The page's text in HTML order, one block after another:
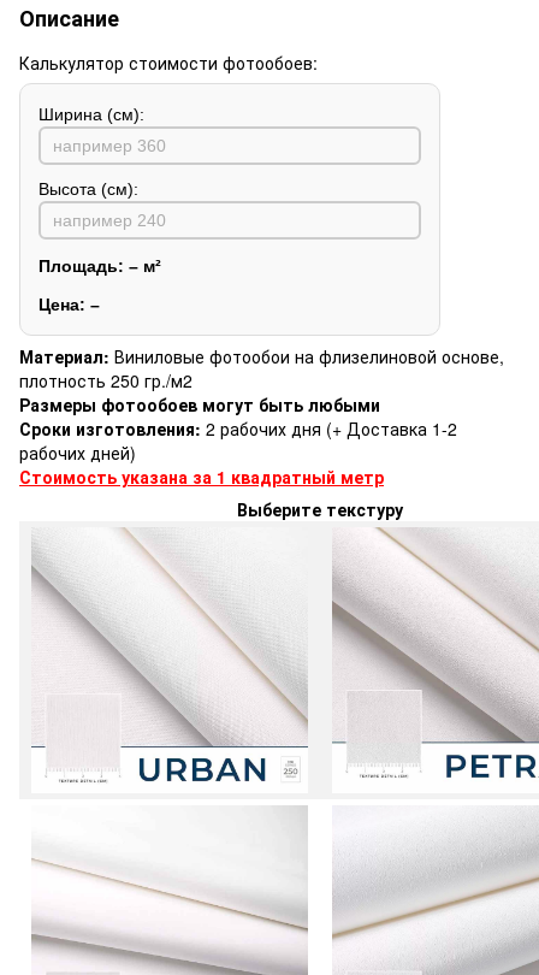
Описание
Калькулятор стоимости фотообоев:
Ширина (см):
Высота (см):
Площадь: – м²
Цена: –
Материал: Виниловые фотообои на флизелиновой основе,
плотность 250 гр./м2
Размеры фотообоев могут быть любыми
Сроки изготовления: 2 рабочих дня (+ Доставка 1-2
рабочих дней)
Стоимость указана за 1 квадратный метр
Выберите текстуру